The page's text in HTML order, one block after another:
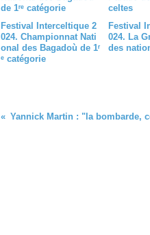
Festival Interceltique 2
024. Championnat Nati
onal des Bagadoù de 1ʳ
ᵉ catégorie
Festival
024. La
des